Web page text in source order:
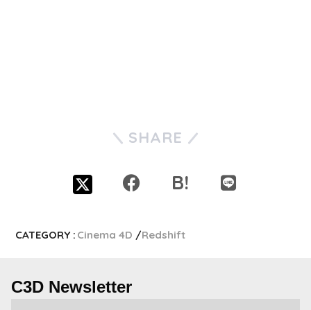
SHARE
CATEGORY : Cinema 4D Redshift
C3D Newsletter